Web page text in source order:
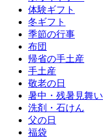
体験ギフト
冬ギフト
季節の行事
布団
帰省の手土産
手土産
敬老の日
暑中・残暑見舞い
洗剤・石けん
父の日
福袋